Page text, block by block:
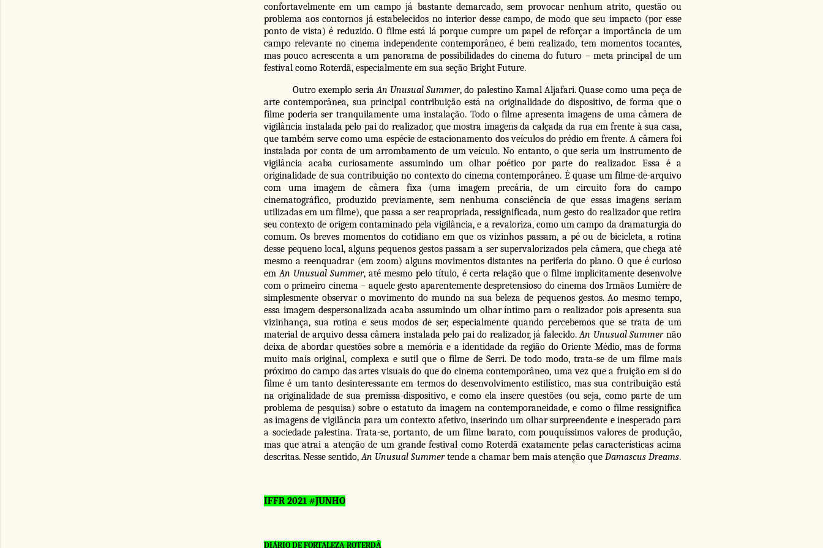
confortavelmente em um campo já bastante demarcado, sem provocar nenhum atrito, questão ou
problema aos contornos já estabelecidos no interior desse campo, de modo que seu impacto (por esse
ponto de vista) é reduzido. O filme está lá porque cumpre um papel de reforçar a importância de um
campo relevante no cinema independente contemporâneo, é bem realizado, tem momentos tocantes,
mas pouco acrescenta a um panorama de possibilidades do cinema do futuro – meta principal de um
festival como Roterdã, especialmente em sua seção Bright Future.
Outro exemplo seriaAn Unusual Summer, do palestino Kamal Aljafari. Quase como uma peça de
arte contemporânea, sua principal contribuição está na originalidade do dispositivo, de forma que o
filme poderia ser tranquilamente uma instalação. Todo o filme apresenta imagens de uma câmera de
vigilância instalada pelo pai do realizador, que mostra imagens da calçada da rua em frente à sua casa,
que também serve como uma espécie de estacionamento dos veículos do prédio em frente. A câmera foi
instalada por conta de um arrombamento de um veículo. No entanto, o que seria um instrumento de
vigilância acaba curiosamente assumindo um olhar poético por parte do realizador. Essa é a
originalidade de sua contribuição no contexto do cinema contemporâneo. É quase um filme-de-arquivo
com uma imagem de câmera fixa (uma imagem precária, de um circuito fora do campo
cinematográfico, produzido previamente, sem nenhuma consciência de que essas imagens seriam
utilizadas em um filme), que passa a ser reapropriada, ressignificada, num gesto do realizador que retira
seu contexto de origem contaminado pela vigilância, e a revaloriza, como um campo da dramaturgia do
comum. Os breves momentos do cotidiano em que os vizinhos passam, a pé ou de bicicleta, a rotina
desse pequeno local, alguns pequenos gestos passam a ser supervalorizados pela câmera, que chega até
mesmo a reenquadrar (em zoom) alguns movimentos distantes na periferia do plano. O que é curioso
emAn Unusual Summer, até mesmo pelo título, é certa relação que o filme implicitamente desenvolve
com o primeiro cinema – aquele gesto aparentemente despretensioso do cinema dos Irmãos Lumière de
simplesmente observar o movimento do mundo na sua beleza de pequenos gestos. Ao mesmo tempo,
essa imagem despersonalizada acaba assumindo um olhar íntimo para o realizador pois apresenta sua
vizinhança, sua rotina e seus modos de ser, especialmente quando percebemos que se trata de um
material de arquivo dessa câmera instalada pelo pai do realizador, já falecido.An Unusual Summernão
deixa de abordar questões sobre a memória e a identidade da região do Oriente Médio, mas de forma
muito mais original, complexa e sutil que o filme de Serri. De todo modo, trata-se de um filme mais
próximo do campo das artes visuais do que do cinema contemporâneo, uma vez que a fruição em si do
filme é um tanto desinteressante em termos do desenvolvimento estilístico, mas sua contribuição está
na originalidade de sua premissa-dispositivo, e como ela insere questões (ou seja, como parte de um
problema de pesquisa) sobre o estatuto da imagem na contemporaneidade, e como o filme ressignifica
as imagens de vigilância para um contexto afetivo, inserindo um olhar surpreendente e inesperado para
a sociedade palestina. Trata-se, portanto, de um filme barato, com pouquíssimos valores de produção,
mas que atrai a atenção de um grande festival como Roterdã exatamente pelas características acima
descritas. Nesse sentido,An Unusual Summertende a chamar bem mais atenção que Damascus Dreams.
IFFR 2021 #JUNHO
DIÁRIO DE FORTALEZA-ROTERDÃ